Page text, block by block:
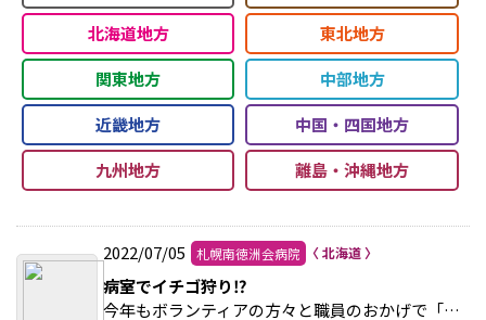
北海道地方
東北地方
関東地方
中部地方
近畿地方
中国・四国地方
九州地方
離島・沖縄地方
2022/07/05 札幌南徳洲会病院
病室でイチゴ狩り⁉
今年もボランティアの方々と職員のおかげで「あ・ぐり～んプロジェクト」の土づくりや種まきが一通り終わりました。 >>続きを読む